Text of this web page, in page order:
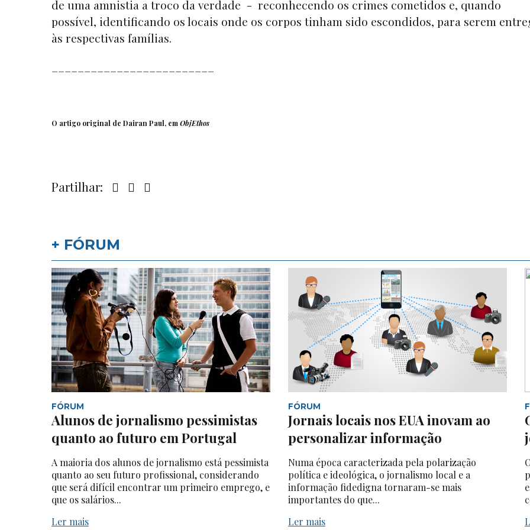
de uma amnistia a troco da verdade - reconhecendo os crimes cometidos e, quando
possível, identificando os locais onde os corpos tinham sido escondidos, para serem
às respectivas famílias.
O artigo original de Dairan Paul, emObjEthos
Partilhar:
+ FÓRUM
FÓRUM
Alunos de jornalismo pessimistas
quanto ao futuro em Portugal
A maioria dos alunos de jornalismo está pessimista
quanto ao seu futuro profissional, considerando
que será difícil encontrar um primeiro emprego, e
que os salários...
Ler mais
FÓRUM
Jornais locais nos EUA inovam ao
personalizar informação
Numa época caracterizada pela polarização
política e ideológica, o jornalismo local e a
informação fidedigna tornaram-se mais
importantes do que...
Ler mais